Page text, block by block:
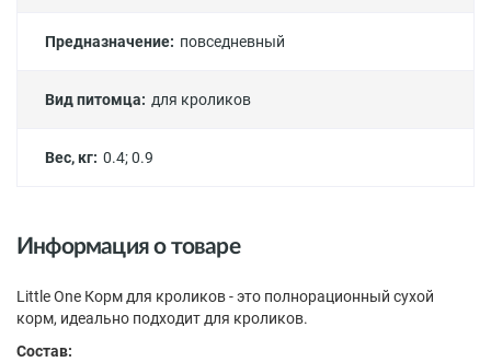
Предназначение: повседневный
Вид питомца: для кроликов
Вес, кг: 0.4;0.9
Информация о товаре
Little One Корм для кроликов - это полнорационный сухой
корм, идеально подходит для кроликов.
Состав: